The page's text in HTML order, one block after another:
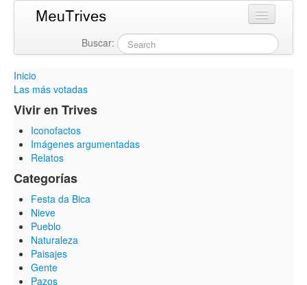
Buscar:
Inicio
Las más votadas
Vivir en Trives
Iconofactos
Imágenes argumentadas
Relatos
Categorías
Festa da Bica
Nieve
Pueblo
Naturaleza
Paisajes
Gente
Pazos